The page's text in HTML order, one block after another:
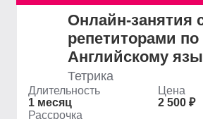
Онлайн-занятия
репетиторами по
Английскому
Тетрика
Длительность
1 месяц
Цена
2 500 ₽
Рассрочка